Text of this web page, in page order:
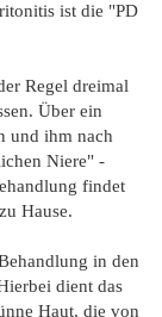
ist die "PD
Regel dreimal
Über ein
und ihm nach
Niere" -
findet
Hause.
in den
dient das
Haut, die von